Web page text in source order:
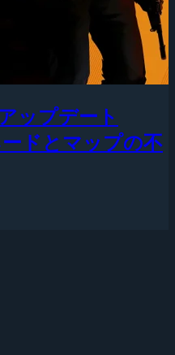
ップデート
ードとマップの不